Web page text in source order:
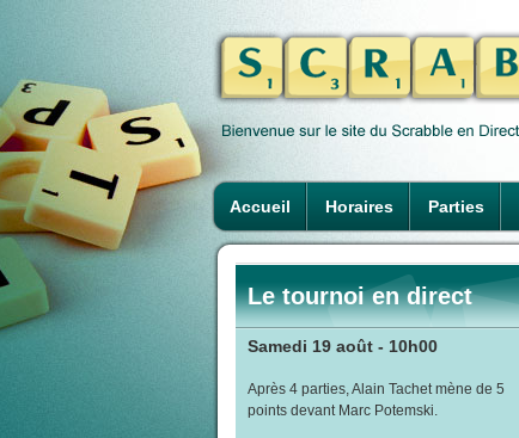
Accueil Horaires Parties
Le tournoi en direct
Samedi 19 août - 10h00
Après 4 parties, Alain Tachet mène de 5
points devant Marc Potemski.